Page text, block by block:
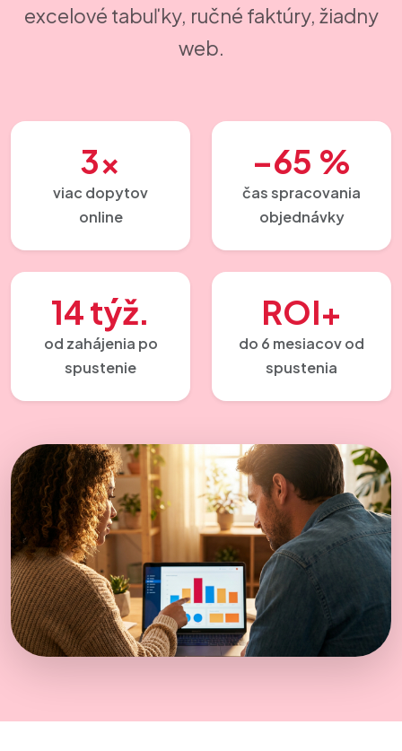
excelové tabuľky, ručné faktúry, žiadny
web.
3×
viac dopytov
online
–65 %
čas spracovania
objednávky
14 týž.
od zahájenia po
spustenie
ROI+
do 6 mesiacov od
spustenia